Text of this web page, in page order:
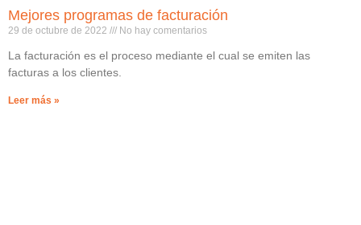
Mejores programas de facturación
29 de octubre de 2022 No hay comentarios
La facturación es el proceso mediante el cual se emiten las
facturas a los clientes.
Leer más »